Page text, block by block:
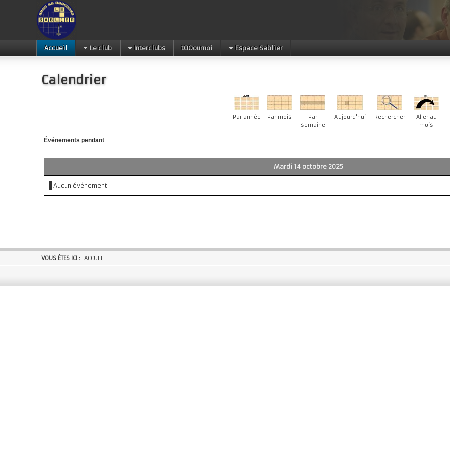
Accueil Le club Interclubs tOOournoi Espace Sablier
Calendrier
Par année Par mois
Par
semaine
Aujourd'hui Rechercher
Aller au
mois
Événements pendant
Mardi 14 octobre 2025
Aucun événement
VOUS ÊTES ICI : ACCUEIL